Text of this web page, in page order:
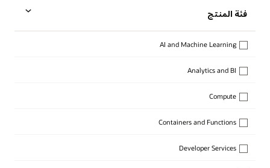
فئة المنتج
AI and Machine Learning
Analytics and BI
Compute
Containers and Functions
Developer Services